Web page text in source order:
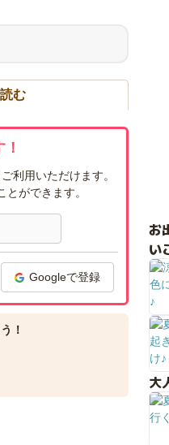
む
利用いただけます。
ができます。
Googleで登録
！
お
い
大